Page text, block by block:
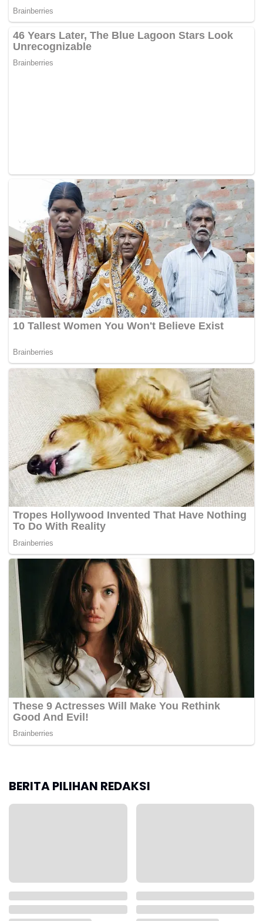
BERITA PILIHAN REDAKSI
Desk Ketenagakerjaan
Polri dan Kemnaker
Dituduh Curi Helm,
Pekerja di Cileungsi